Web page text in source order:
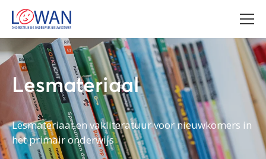
Lesmateriaal
Lesmateriaal en vakliteratuur voor nieuwkomers in
het primair onderwijs